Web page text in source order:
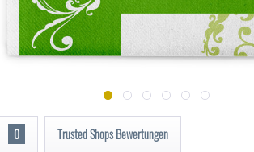
0 Trusted Shops Bewertungen